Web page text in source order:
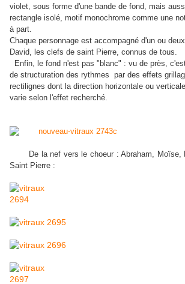
violet, sous forme d'une bande de fond, mais
rectangle isolé, motif monochrome comme une
à part.
Chaque personnage est accompagné d'un ou
David, les clefs de saint Pierre, connus de tous.
Enfin, le fond n'est pas "blanc" : vu de près,
de structuration des rythmes par des effets
rectilignes dont la direction horizontale ou
varie selon l'effet recherché.
De la nef vers le choeur : Abraham, Moïse,
Saint Pierre :